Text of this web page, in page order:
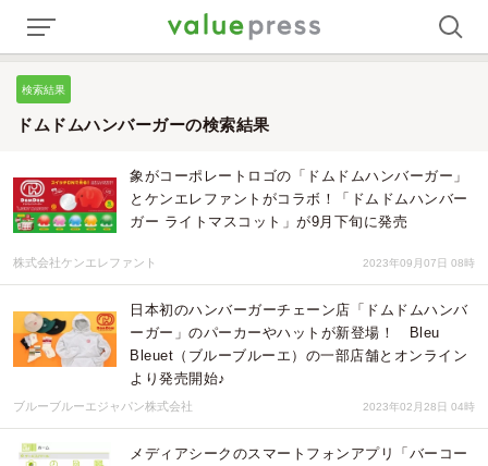
検索結果
ドムドムハンバーガーの検索結果
象がコーポレートロゴの「ドムドムハンバーガー」
とケンエレファントがコラボ！「ドムドムハンバー
ガー ライトマスコット」が9月下旬に発売
株式会社ケンエレファント 2023年09月07日 08時
日本初のハンバーガーチェーン店「ドムドムハンバ
ーガー」のパーカーやハットが新登場！ Bleu
Bleuet（ブルーブルーエ）の一部店舗とオンライン
より発売開始♪
ブルーブルーエジャパン株式会社 2023年02月28日 04時
メディアシークのスマートフォンアプリ「バーコー